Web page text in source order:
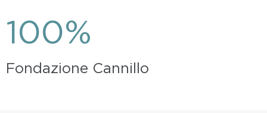
100%
Fondazione Cannillo